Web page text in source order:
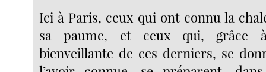
Ici à Paris, ceux qui ont connu la
sa paume, et ceux qui, grâce
bienveillante de ces derniers, se